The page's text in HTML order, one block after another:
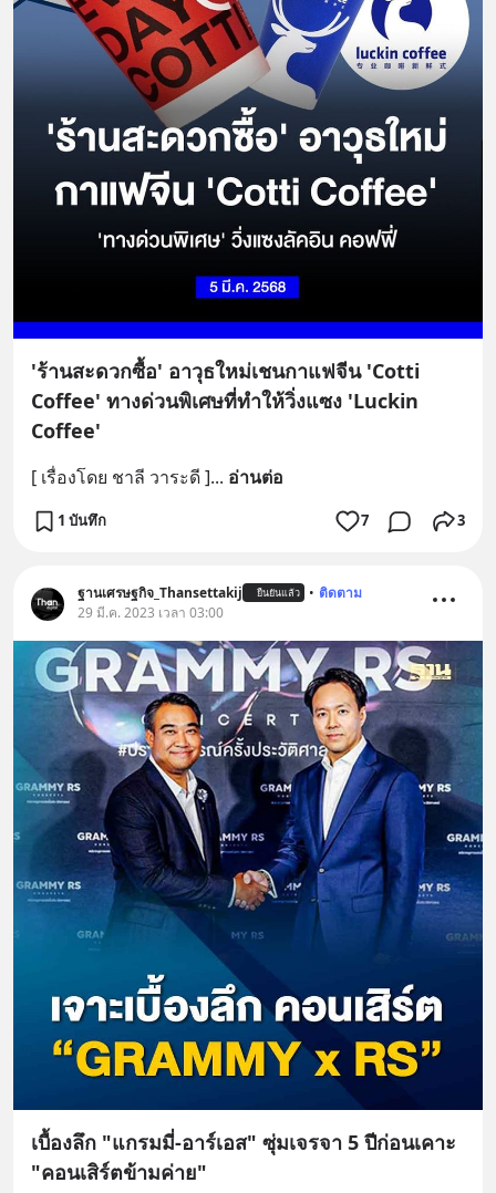
'ร้านสะดวกซื้อ' อาวุธใหม่เชนกาแฟจีน 'Cotti
Coffee' ทางด่วนพิเศษที่ทำให้วิ่งแซง 'Luckin
Coffee'
[ เรื่องโดย ชาลี วาระดี ]... อ่านต่อ
1 บันทึก 7 3
ฐานเศรษฐกิจ_Thansettakij ยืนยันแล้ว • ติดตาม
29 มี.ค. 2023 เวลา 03:00
เบื้องลึก "แกรมมี่-อาร์เอส" ซุ่มเจรจา 5 ปีก่อนเคาะ
"คอนเสิร์ตข้ามค่าย"